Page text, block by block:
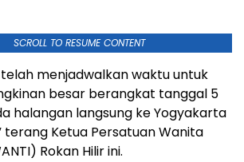
SCROLL TO RESUME CONTENT
telah menjadwalkan waktu untuk
besar berangkat tanggal 5
halangan langsung ke Yogyakarta
terang Ketua Persatuan Wanita
Rokan Hilir ini.